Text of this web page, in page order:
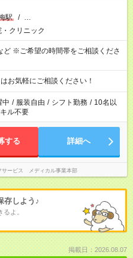
駅 / …
・クリニック
ど ※ご希望の時間帯をご相談くださ
気軽にご相談ください！
中 / 服装自由 / シフト勤務 / 10名以
ル不要
する 詳細へ
サービス メディカル事業本部
存しよう♪
よ。
掲載日：2026.08.07